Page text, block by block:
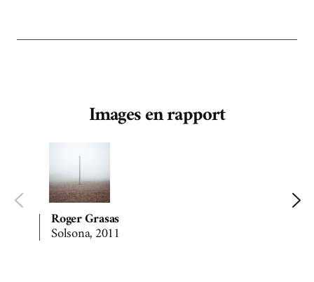
Images en rapport
Roger Grasas
Solsona, 2011